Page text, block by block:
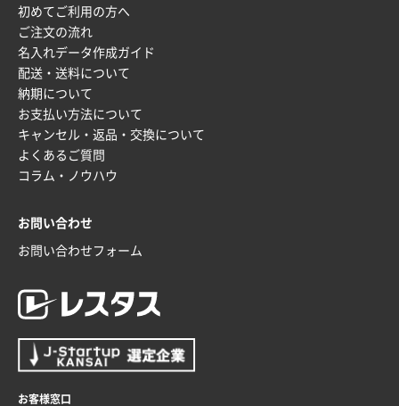
大阪府のお客様
厚手コットンマチ付トートL ナチュラル(A4対応)
200枚
2025年12月25日 13:33
いつもきちんとしてる。
福島県W社様
A4バインダー(2ツ折)
2025年12月24日 14:43
青森県K社様
安い
東京都M社様
ワンポイント箔押し紙袋 M横サイズ(A4対応)
枚
初めてご利用の方へ
ご注文の流れ
名入れデータ作成ガイド
配送・送料について
納期について
お支払い方法について
キャンセル・返品・交換について
よくあるご質問
コラム・ノウハウ
お問い合わせ
お問い合わせフォーム
お客様窓口